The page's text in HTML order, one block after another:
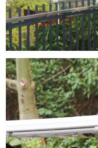
English Español
Русский язык